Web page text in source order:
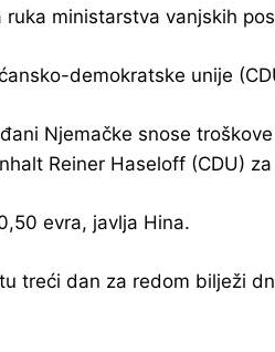
ministarstva vanjskih
demokratske unije
Njemačke snose
Reiner Haseloff (CDU)
evra, javlja Hina.
treći dan za redom bilježi